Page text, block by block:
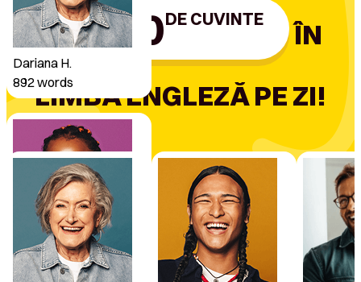
Dariana H.
892 words
1000DE CUVINTE
ÎN
LIMBA ENGLEZĂ PE ZI!
Susanne D.